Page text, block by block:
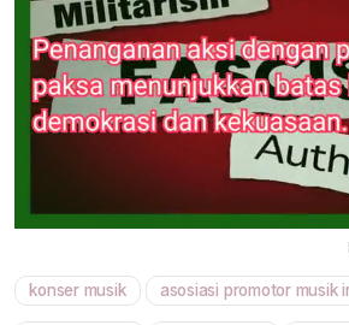
konser musik asosiasi promotor musik